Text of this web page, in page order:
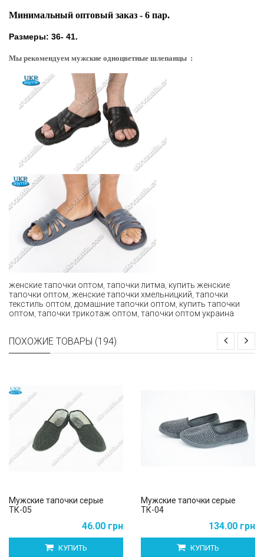
Минимальный оптовый заказ - 6 пар.
Размеры: 36- 41.
Мы рекомендуем мужские одноцветные шлепанцы :
женские тапочки оптом тапочки литма купить женские
тапочки оптом женские тапочки хмельницкий тапочки
текстиль оптом домашние тапочки оптом купить тапочки
оптом тапочки трикотаж оптом тапочки оптом украина
ПОХОЖИЕ ТОВАРЫ (194)
Мужские тапочки серые
ТК-05
46.00 грн
КУПИТЬ
Мужские тапочки серые
ТК-04
134.00 грн
КУПИТЬ